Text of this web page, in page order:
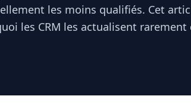
les moins qualifiés. Cet
les CRM les actualisent